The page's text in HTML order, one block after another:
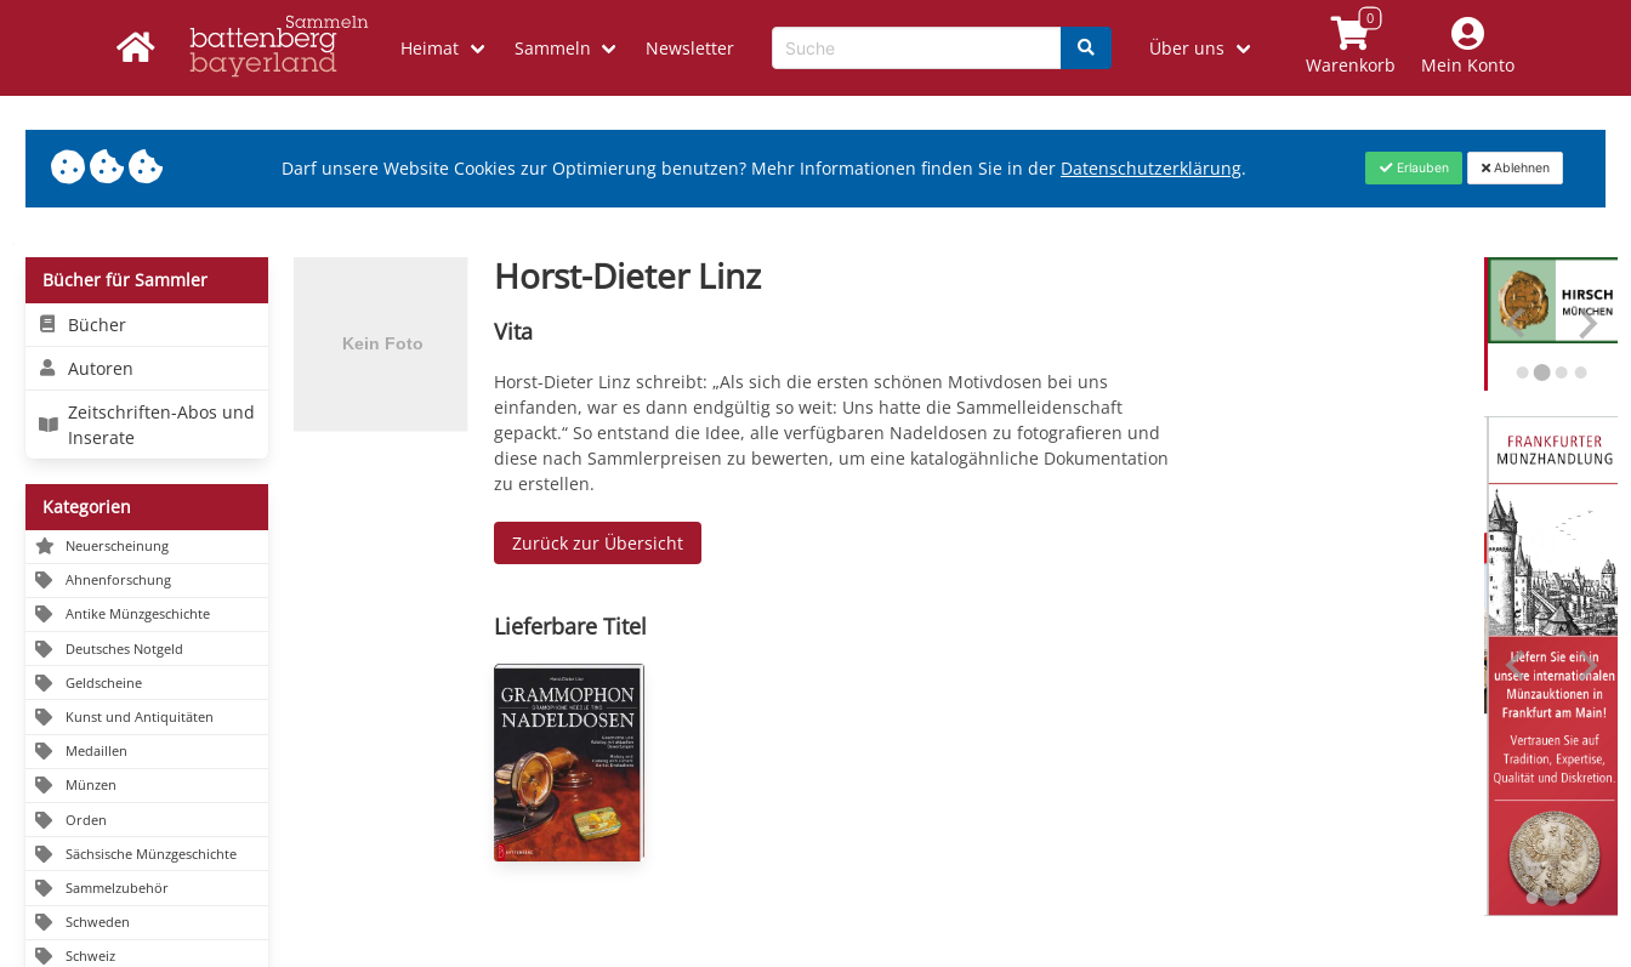
Heimat Sammeln Newsletter Über uns
Warenkorb Mein Konto
Darf unsere Website Cookies zur Optimierung benutzen? Mehr Informationen finden Sie in der Datenschutzerklärung. Erlauben Ablehnen
Bücher für Sammler
Bücher
Autoren
Zeitschriften-Abos und
Inserate
Kategorien
Neuerscheinung
Ahnenforschung
Antike Münzgeschichte
Deutsches Notgeld
Geldscheine
Kunst und Antiquitäten
Medaillen
Münzen
Orden
Sächsische Münzgeschichte
Sammelzubehör
Schweden
Schweiz
Horst-Dieter Linz
Vita
Horst-Dieter Linz schreibt: „Als sich die ersten schönen Motivdosen bei uns
einfanden, war es dann endgültig so weit: Uns hatte die Sammelleidenschaft
gepackt.“ So entstand die Idee, alle verfügbaren Nadeldosen zu fotografieren und
diese nach Sammlerpreisen zu bewerten, um eine katalogähnliche Dokumentation
zu erstellen.
Zurück zur Übersicht
Lieferbare Titel